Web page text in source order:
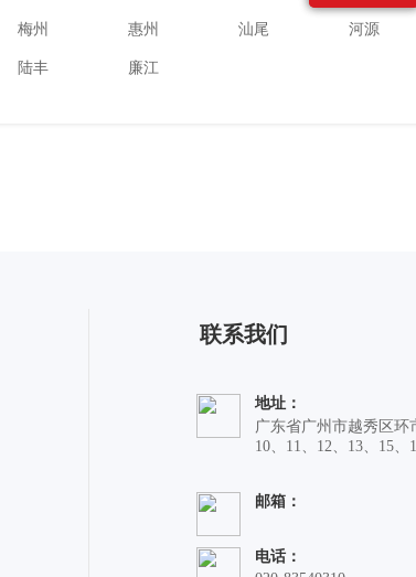
梅州 惠州 汕尾 河源
陆丰 廉江
联系我们
地址：
广东省广州市越秀区环
10、11、12、13、15、
邮箱：
电话：